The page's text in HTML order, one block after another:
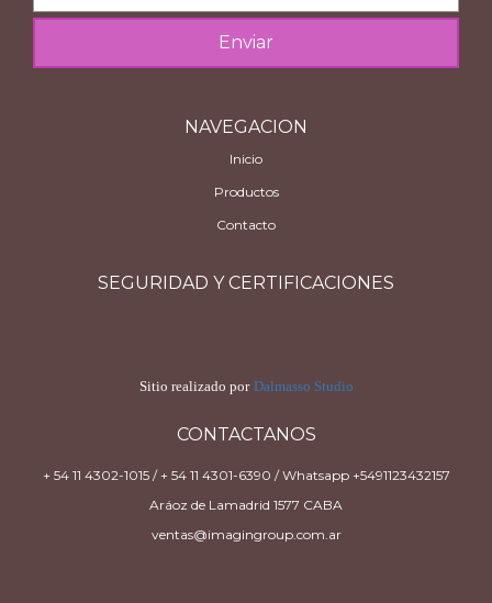
NAVEGACION
Inicio
Productos
Contacto
SEGURIDAD Y CERTIFICACIONES
Sitio realizado por Dalmasso Studio
CONTACTANOS
+ 54 11 4302-1015 / + 54 11 4301-6390 / Whatsapp +5491123432157
Aráoz de Lamadrid 1577 CABA
ventas@imagingroup.com.ar